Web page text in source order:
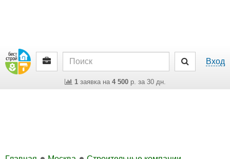
Вход
1заявка на 4 500р. за 30 дн.